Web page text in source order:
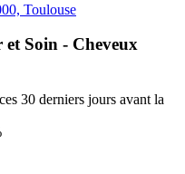
Toulouse
Soin - Cheveux
30 derniers jours avant la